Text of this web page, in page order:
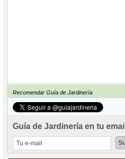
Recomendar Guía de Jardinería
Guía de Jardinería en tu email